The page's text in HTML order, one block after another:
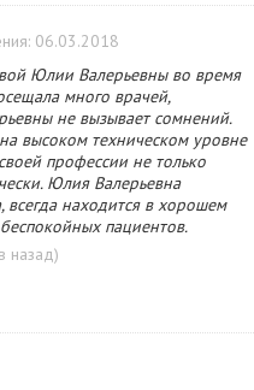
06.03.2018
Юлии Валерьевны во время
много врачей,
не вызывает сомнений.
высоком техническом уровне
профессии не только
Юлия Валерьевна
находится в хорошем
пациентов.
назад)